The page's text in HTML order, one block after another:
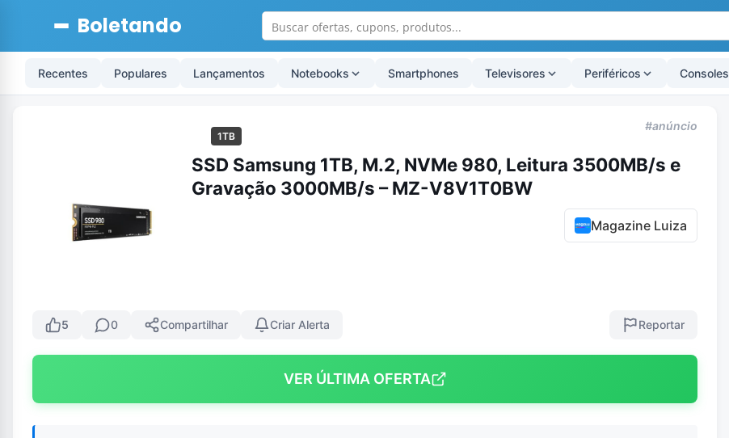
Boletando
Recentes Populares Lançamentos Notebooks Smartphones Televisores Periféricos Consoles
1TB
#anúncio
SSD Samsung 1TB, M.2, NVMe 980, Leitura 3500MB/s e
Gravação 3000MB/s – MZ-V8V1T0BW
Magazine Luiza
5 0 Compartilhar Criar Alerta Reportar
VER ÚLTIMA OFERTA